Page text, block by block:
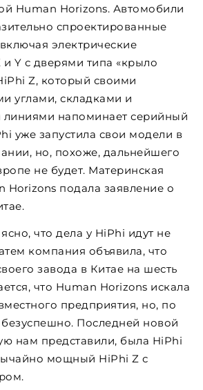
Human Horizons. Автомобили
спроектированные
электрические
Y с дверями типа «крыло
Z, который своими
углами, складками и
линиями напоминает серийный
уже запустила свои модели в
но, похоже, дальнейшего
не будет. Материнская
Horizons подала заявление о
что дела у HiPhi идут не
компания объявила, что
завода в Китае на шесть
что Human Horizons искала
предприятия, но, по
Последней новой
нам представили, была HiPhi
мощный HiPhi Z с